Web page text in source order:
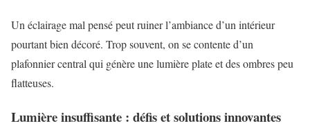
Un éclairage mal pensé peut ruiner l’ambiance d’un intérieur
pourtant bien décoré. Trop souvent, on se contente d’un
plafonnier central qui génère une lumière plate et des ombres peu
flatteuses.
Lumière insuffisante : défis et solutions innovantes